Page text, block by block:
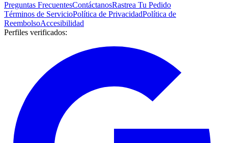
Preguntas FrecuentesContáctanosRastrea Tu Pedido
Términos de ServicioPolítica de PrivacidadPolítica de
ReembolsoAccesibilidad
Perfiles verificados: